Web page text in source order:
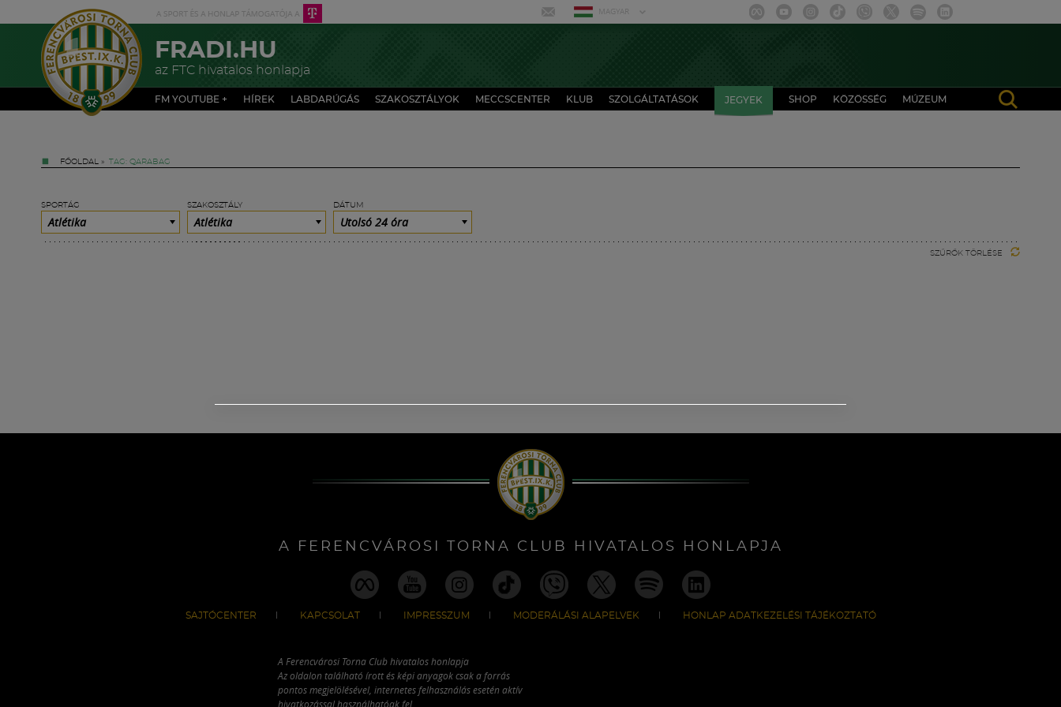
MAGYAR
FRADI.HU
az FTC hivatalos honlapja
FM YOUTUBE + HÍREK LABDARÚGÁS SZAKOSZTÁLYOK MECCSCENTER KLUB SZOLGÁLTATÁSOK JEGYEK SHOP KÖZÖSSÉG MÚZEUM
FŐOLDAL » TAG: QARABAG
SPORTÁG
Atlétika
SZAKOSZTÁLY
Atlétika
DÁTUM
Utolsó 24 óra
SZŰRŐK TÖRLÉSE
A FERENCVÁROSI TORNA CLUB HIVATALOS HONLAPJA
SAJTÓCENTER KAPCSOLAT IMPRESSZUM MODERÁLÁSI ALAPELVEK HONLAP ADATKEZELÉSI TÁJÉKOZTATÓ
A Ferencvárosi Torna Club hivatalos honlapja
Az oldalon található írott és képi anyagok csak a forrás
pontos megjelölésével, internetes felhasználás esetén aktív
hivatkozással használhatóak fel.